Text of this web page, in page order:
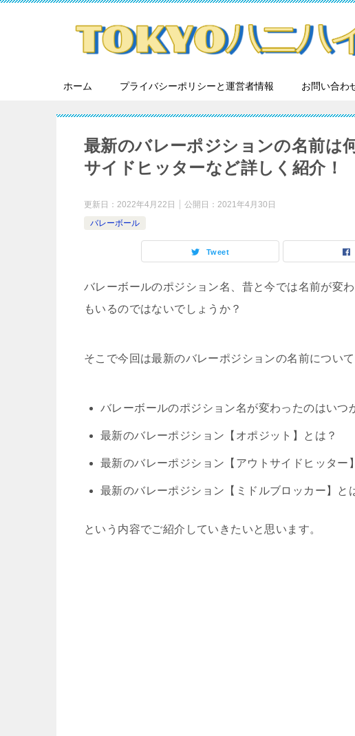
ホーム プライバシーポリシーと運営者情報 お問い合わ
最新のバレーポジションの名前は
サイドヒッターなど詳しく紹介！
更新日： 2022年4月22日 公開日： 2021年4月30日
バレーボール
Tweet
バレーボールのポジション名、昔と今では名前が変
もいるのではないでしょうか？
そこで今回は最新のバレーポジションの名前について
バレーボールのポジション名が変わったのはいつ
最新のバレーポジション【オポジット】とは？
最新のバレーポジション【アウトサイドヒッター
最新のバレーポジション【ミドルブロッカー】と
という内容でご紹介していきたいと思います。